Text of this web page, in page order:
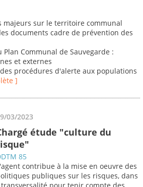
majeurs sur le territoire communal
documents cadre de prévention des
Communal de Sauvegarde :
et externes
procédures d'alerte aux populations
]
03/2023
étude "culture du
85
contribue à la mise en oeuvre des
publiques sur les risques, dans